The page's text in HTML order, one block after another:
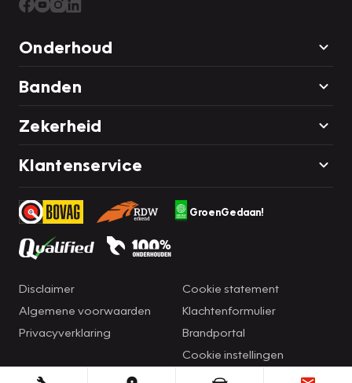
Onderhoud
Banden
Zekerheid
Klantenservice
GroenGedaan!
Disclaimer
Algemene voorwaarden
Privacyverklaring
Cookie statement
Klachtenformulier
Brandportal
Cookie instellingen